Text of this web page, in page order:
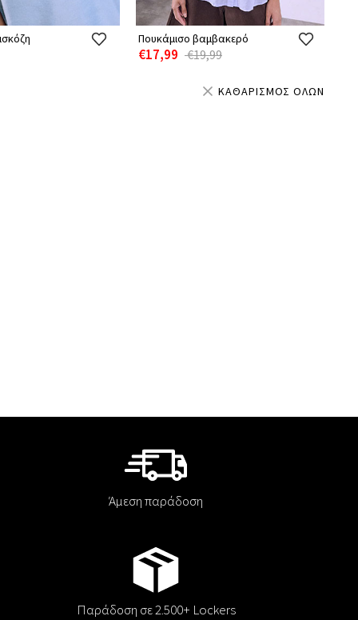
Πουκάμισο βαμβακερό
€17,99 €19,99
ΚΑΘΑΡΙΣΜΟΣ ΟΛΩΝ
Άμεση παράδοση
Παράδοση σε 2.500+ Lockers